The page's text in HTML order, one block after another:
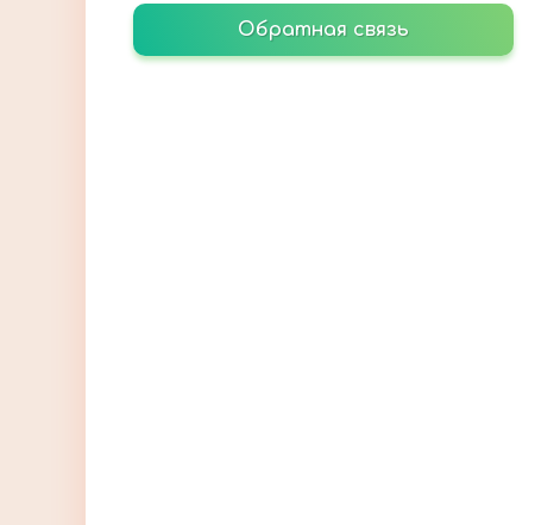
Обратная связь